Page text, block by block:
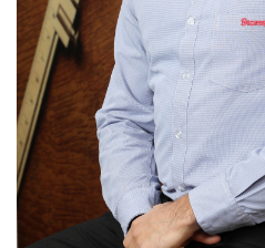
CONTÁCTENOS
AYUDA
TÉRMINOS
Y
CONDICIONES
POLÍTICAS
PRIVACIDAD
DEL
SITIO